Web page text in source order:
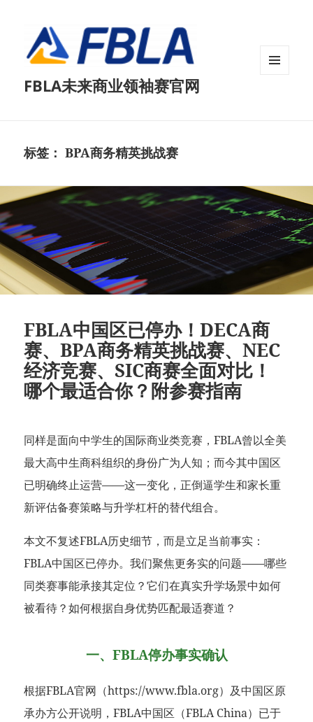
FBLA未来商业领袖赛官网
标签：BPA商务精英挑战赛
FBLA中国区已停办！DECA商
赛、BPA商务精英挑战赛、NEC
经济竞赛、SIC商赛全面对比！
哪个最适合你？附参赛指南
同样是面向中学生的国际商业类竞赛，FBLA曾以全美
最大高中生商科组织的身份广为人知；而今其中国区
已明确终止运营——这一变化，正倒逼学生和家长重
新评估备赛策略与升学杠杆的替代组合。
本文不复述FBLA历史细节，而是立足当前事实：
FBLA中国区已停办。我们聚焦更务实的问题——哪些
同类赛事能承接其定位？它们在真实升学场景中如何
被看待？如何根据自身优势匹配最适赛道？
一、FBLA停办事实确认
根据FBLA官网（https://www.fbla.org）及中国区原
承办方公开说明，FBLA中国区（FBLA China）已于